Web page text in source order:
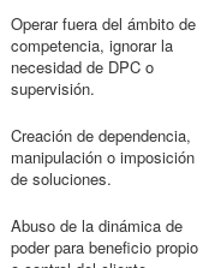
Operar fuera del ámbito de
competencia, ignorar la
necesidad de DPC o
supervisión.
Creación de dependencia,
manipulación o imposición
de soluciones.
Abuso de la dinámica de
poder para beneficio propio